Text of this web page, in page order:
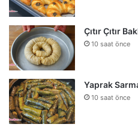
Çıtır Çıtır
10 saat önce
Yaprak
10 saat önce